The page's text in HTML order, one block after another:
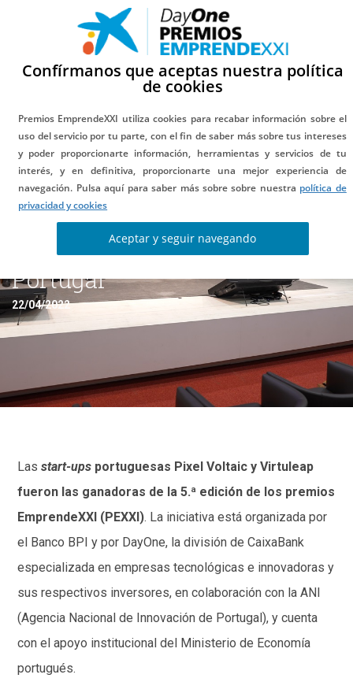
Confírmanos que aceptas nuestra política
de cookies
Premios EmprendeXXI utiliza cookies para recabar información sobre el
uso del servicio por tu parte, con el fin de saber más sobre tus intereses
y poder proporcionarte información, herramientas y servicios de tu
interés, y en definitiva, proporcionarte una mejor experiencia de
navegación. Pulsa aquí para saber más sobre sobre nuestra política de
privacidad y cookies
Aceptar y seguir navegando
Las tecnologías verdes y la
neurociencia protagonizan los
Premios Emprende XXI en
Portugal
22/04/2022
Lasstart-ups portuguesas Pixel Voltaic y Virtuleap
fueron las ganadoras de la 5.ª edición de los premios
EmprendeXXI (PEXXI). La iniciativa está organizada por
el Banco BPI y por DayOne, la división de CaixaBank
especializada en empresas tecnológicas e innovadoras y
sus respectivos inversores, en colaboración con la ANI
(Agencia Nacional de Innovación de Portugal), y cuenta
con el apoyo institucional del Ministerio de Economía
portugués.